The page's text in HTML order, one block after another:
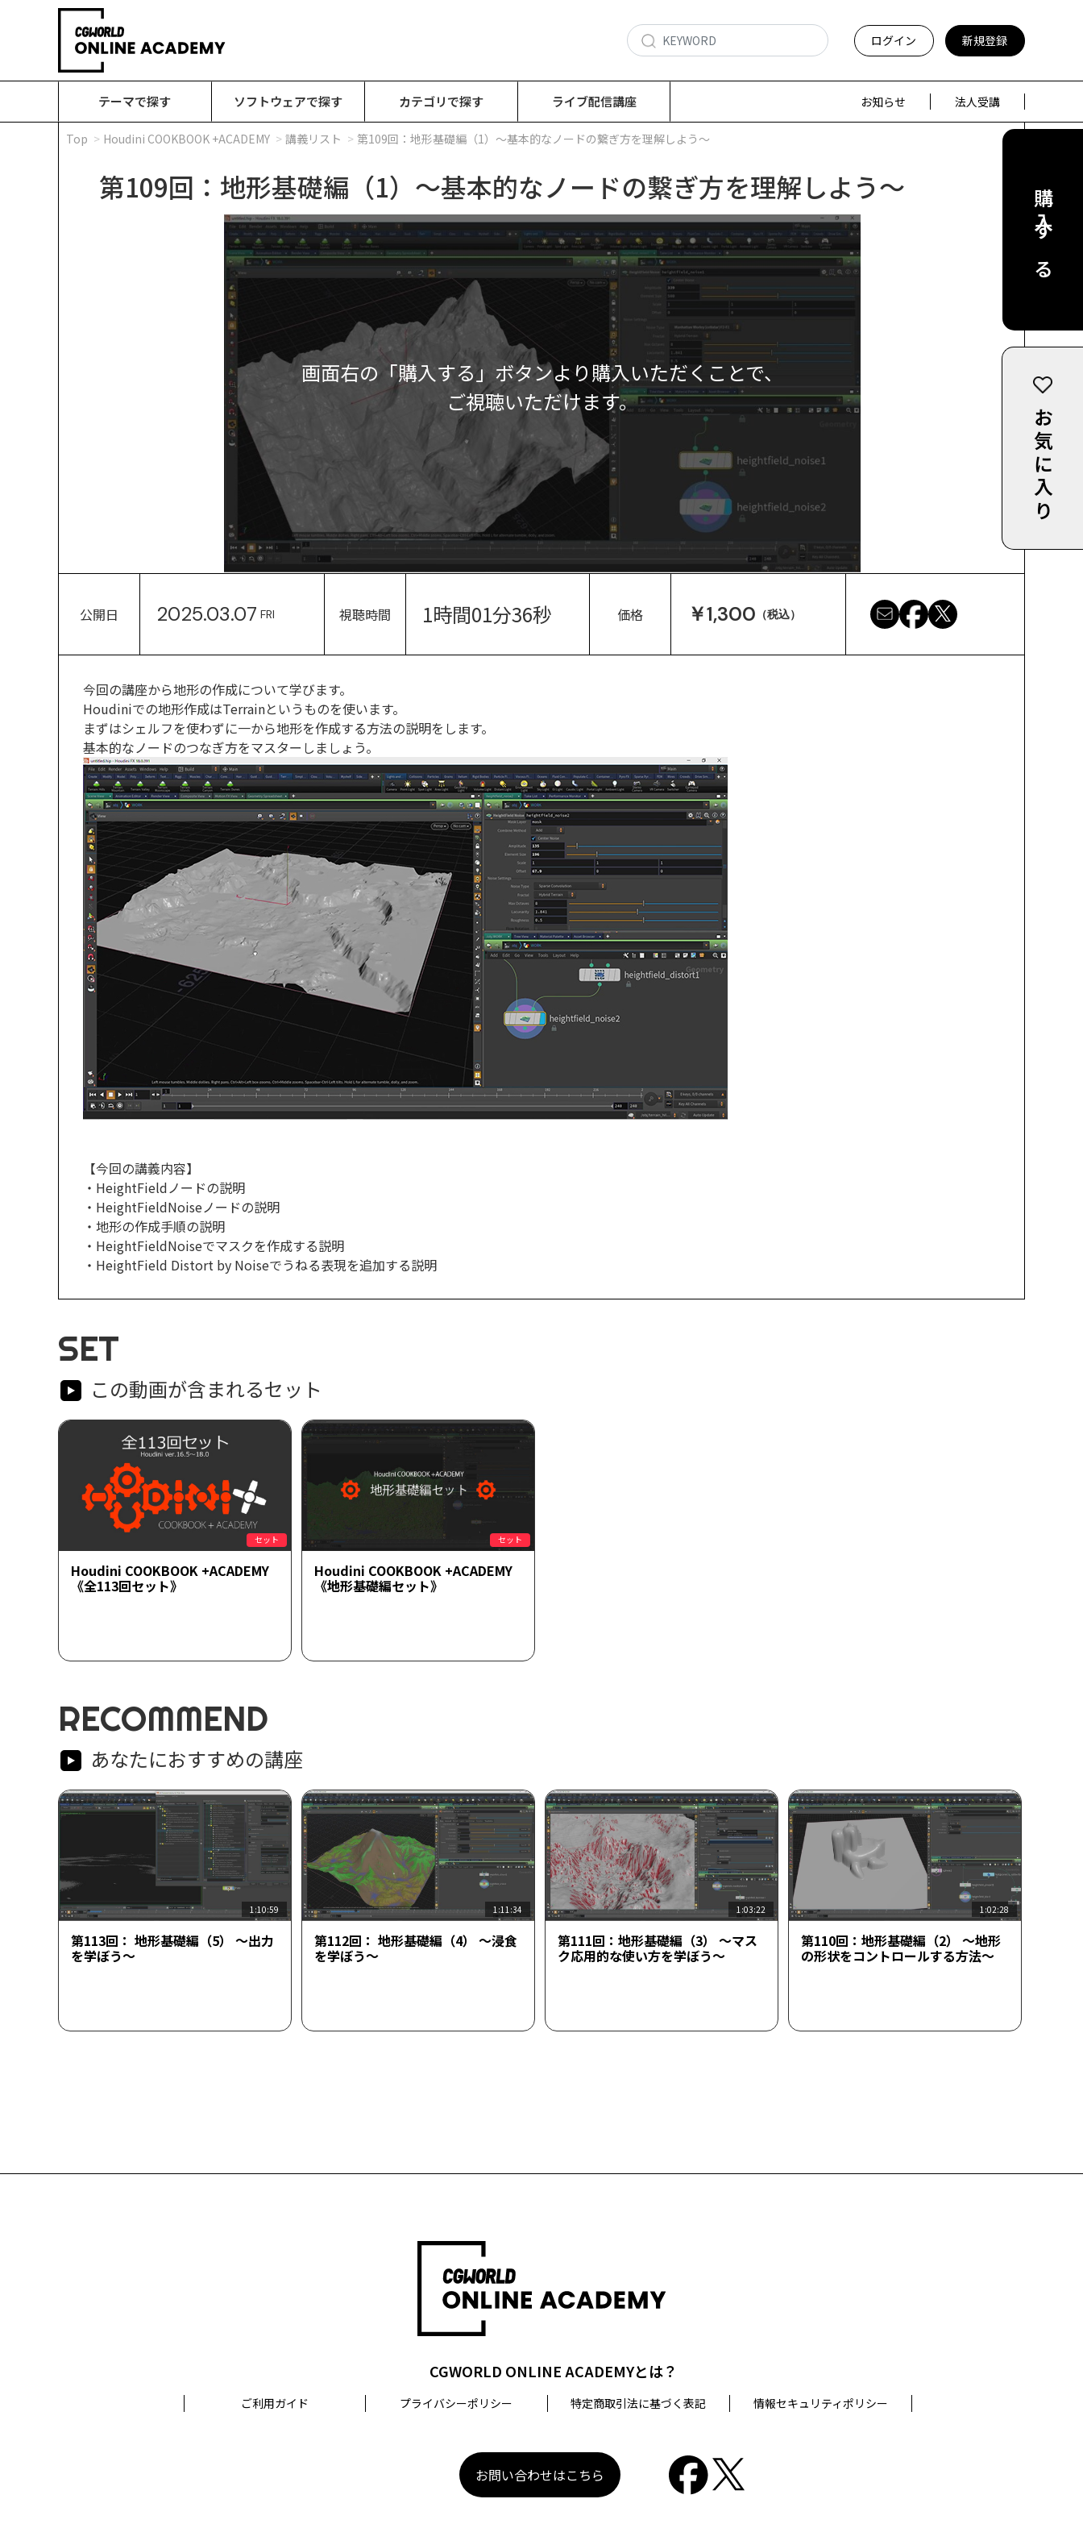
ログイン 新規登録
テーマで探す ソフトウェアで探す カテゴリで探す ライブ配信講座 お知らせ 法人受講
Top Houdini COOKBOOK +ACADEMY 講義リスト 第109回：地形基礎編（1）～基本的なノードの繋ぎ方を理解しよう～
第109回：地形基礎編（1）～基本的なノードの繋ぎ方を理解しよう～
画面右の「購入する」ボタンより購入いただくことで、
ご視聴いただけます。
購入する
お気に入り
公開日 2025.03.07 FRI 視聴時間 1時間01分36秒 価格 ￥1,300 （税込）
今回の講座から地形の作成について学びます。
Houdiniでの地形作成はTerrainというものを使います。
まずはシェルフを使わずに一から地形を作成する方法の説明をします。
基本的なノードのつなぎ方をマスターしましょう。
【今回の講義内容】
・HeightFieldノードの説明
・HeightFieldNoiseノードの説明
・地形の作成手順の説明
・HeightFieldNoiseでマスクを作成する説明
・HeightField Distort by Noiseでうねる表現を追加する説明
SET
この動画が含まれるセット
セット
Houdini COOKBOOK +ACADEMY
《全113回セット》
セット
Houdini COOKBOOK +ACADEMY
《地形基礎編セット》
RECOMMEND
あなたにおすすめの講座
1:10:59
第113回： 地形基礎編（5） ～出力
を学ぼう～
1:11:34
第112回： 地形基礎編（4） ～浸食
を学ぼう～
1:03:22
第111回：地形基礎編（3） ～マス
ク応用的な使い方を学ぼう～
1:02:28
第110回：地形基礎編（2） ～地形
の形状をコントロールする方法～
CGWORLD ONLINE ACADEMYとは？
ご利用ガイド プライバシーポリシー 特定商取引法に基づく表記 情報セキュリティポリシー
お問い合わせはこちら